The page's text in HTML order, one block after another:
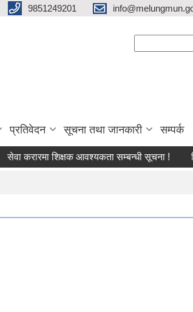
9851249201
प्रतिवेदन सूचना तथा जानकारी सम्पर्क
करारमा शिक्षक आवश्‍यकता सम्बन्धी सूचना !